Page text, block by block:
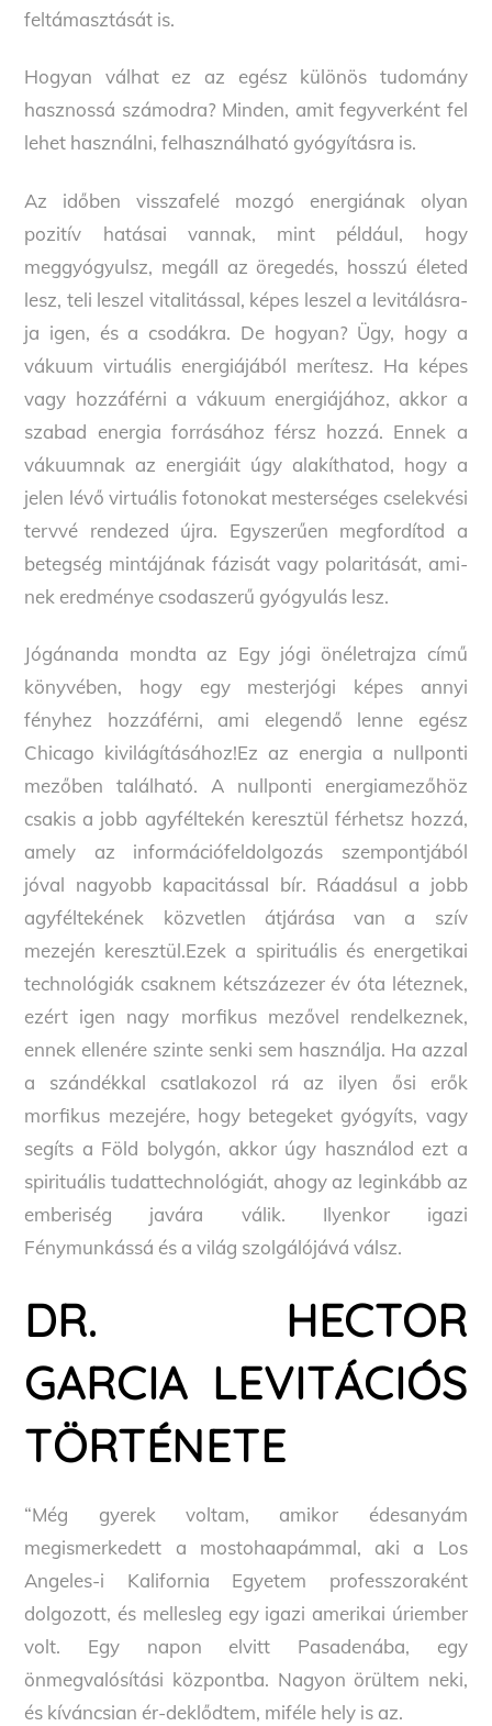
feltámasztását is.
Hogyan válhat ez az egész különös tudomány
hasznossá számodra? Minden, amit fegyverként fel
lehet használni, felhasználható gyógyításra is.
Az időben visszafelé mozgó energiának olyan
pozitív hatásai vannak, mint például, hogy
meggyógyulsz, megáll az öregedés, hosszú életed
lesz, teli leszel vitalitással, képes leszel a levitálásra-
ja igen, és a csodákra. De hogyan? Ügy, hogy a
vákuum virtuális energiájából merítesz. Ha képes
vagy hozzáférni a vákuum energiájához, akkor a
szabad energia forrásához férsz hozzá. Ennek a
vákuumnak az energiáit úgy alakíthatod, hogy a
jelen lévő virtuális fotonokat mesterséges cselekvési
tervvé rendezed újra. Egyszerűen megfordítod a
betegség mintájának fázisát vagy polaritását, ami-
nek eredménye csodaszerű gyógyulás lesz.
Jógánanda mondta az Egy jógi önéletrajza című
könyvében, hogy egy mesterjógi képes annyi
fényhez hozzáférni, ami elegendő lenne egész
Chicago kivilágításához!Ez az energia a nullponti
mezőben található. A nullponti energiamezőhöz
csakis a jobb agyféltekén keresztül férhetsz hozzá,
amely az információfeldolgozás szempontjából
jóval nagyobb kapacitással bír. Ráadásul a jobb
agyféltekének közvetlen átjárása van a szív
mezején keresztül.Ezek a spirituális és energetikai
technológiák csaknem kétszázezer év óta léteznek,
ezért igen nagy morfikus mezővel rendelkeznek,
ennek ellenére szinte senki sem használja. Ha azzal
a szándékkal csatlakozol rá az ilyen ősi erők
morfikus mezejére, hogy betegeket gyógyíts, vagy
segíts a Föld bolygón, akkor úgy használod ezt a
spirituális tudattechnológiát, ahogy az leginkább az
emberiség javára válik. Ilyenkor igazi
Fénymunkássá és a világ szolgálójává válsz.
DR. HECTOR
GARCIA LEVITÁCIÓS
TÖRTÉNETE
“Még gyerek voltam, amikor édesanyám
megismerkedett a mostohaapámmal, aki a Los
Angeles-i Kalifornia Egyetem professzoraként
dolgozott, és mellesleg egy igazi amerikai úriember
volt. Egy napon elvitt Pasadenába, egy
önmegvalósítási központba. Nagyon örültem neki,
és kíváncsian ér-deklődtem, miféle hely is az.